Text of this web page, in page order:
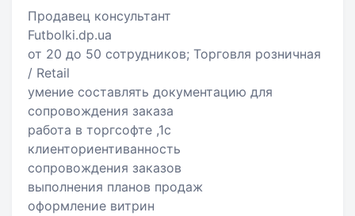
Продавец консультант
Futbolki.dp.ua
от 20 до 50 сотрудников; Торговля розничная
/ Retail
умение составлять документацию для
сопровождения заказа
работа в торгсофте ,1с
клиенториентиванность
сопровождения заказов
выполнения планов продаж
оформление витрин